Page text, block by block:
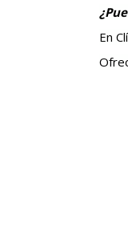
En